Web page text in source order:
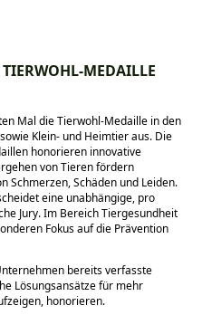
MEDAILLE
Mal die Tierwohl-Medaille in den
Klein- und Heimtier aus. Die
honorieren innovative
von Tieren fördern
Schmerzen, Schäden und Leiden.
eine unabhängige, pro
Jury. Im Bereich Tiergesundheit
Fokus auf die Prävention
bereits verfasste
Lösungsansätze für mehr
honorieren.